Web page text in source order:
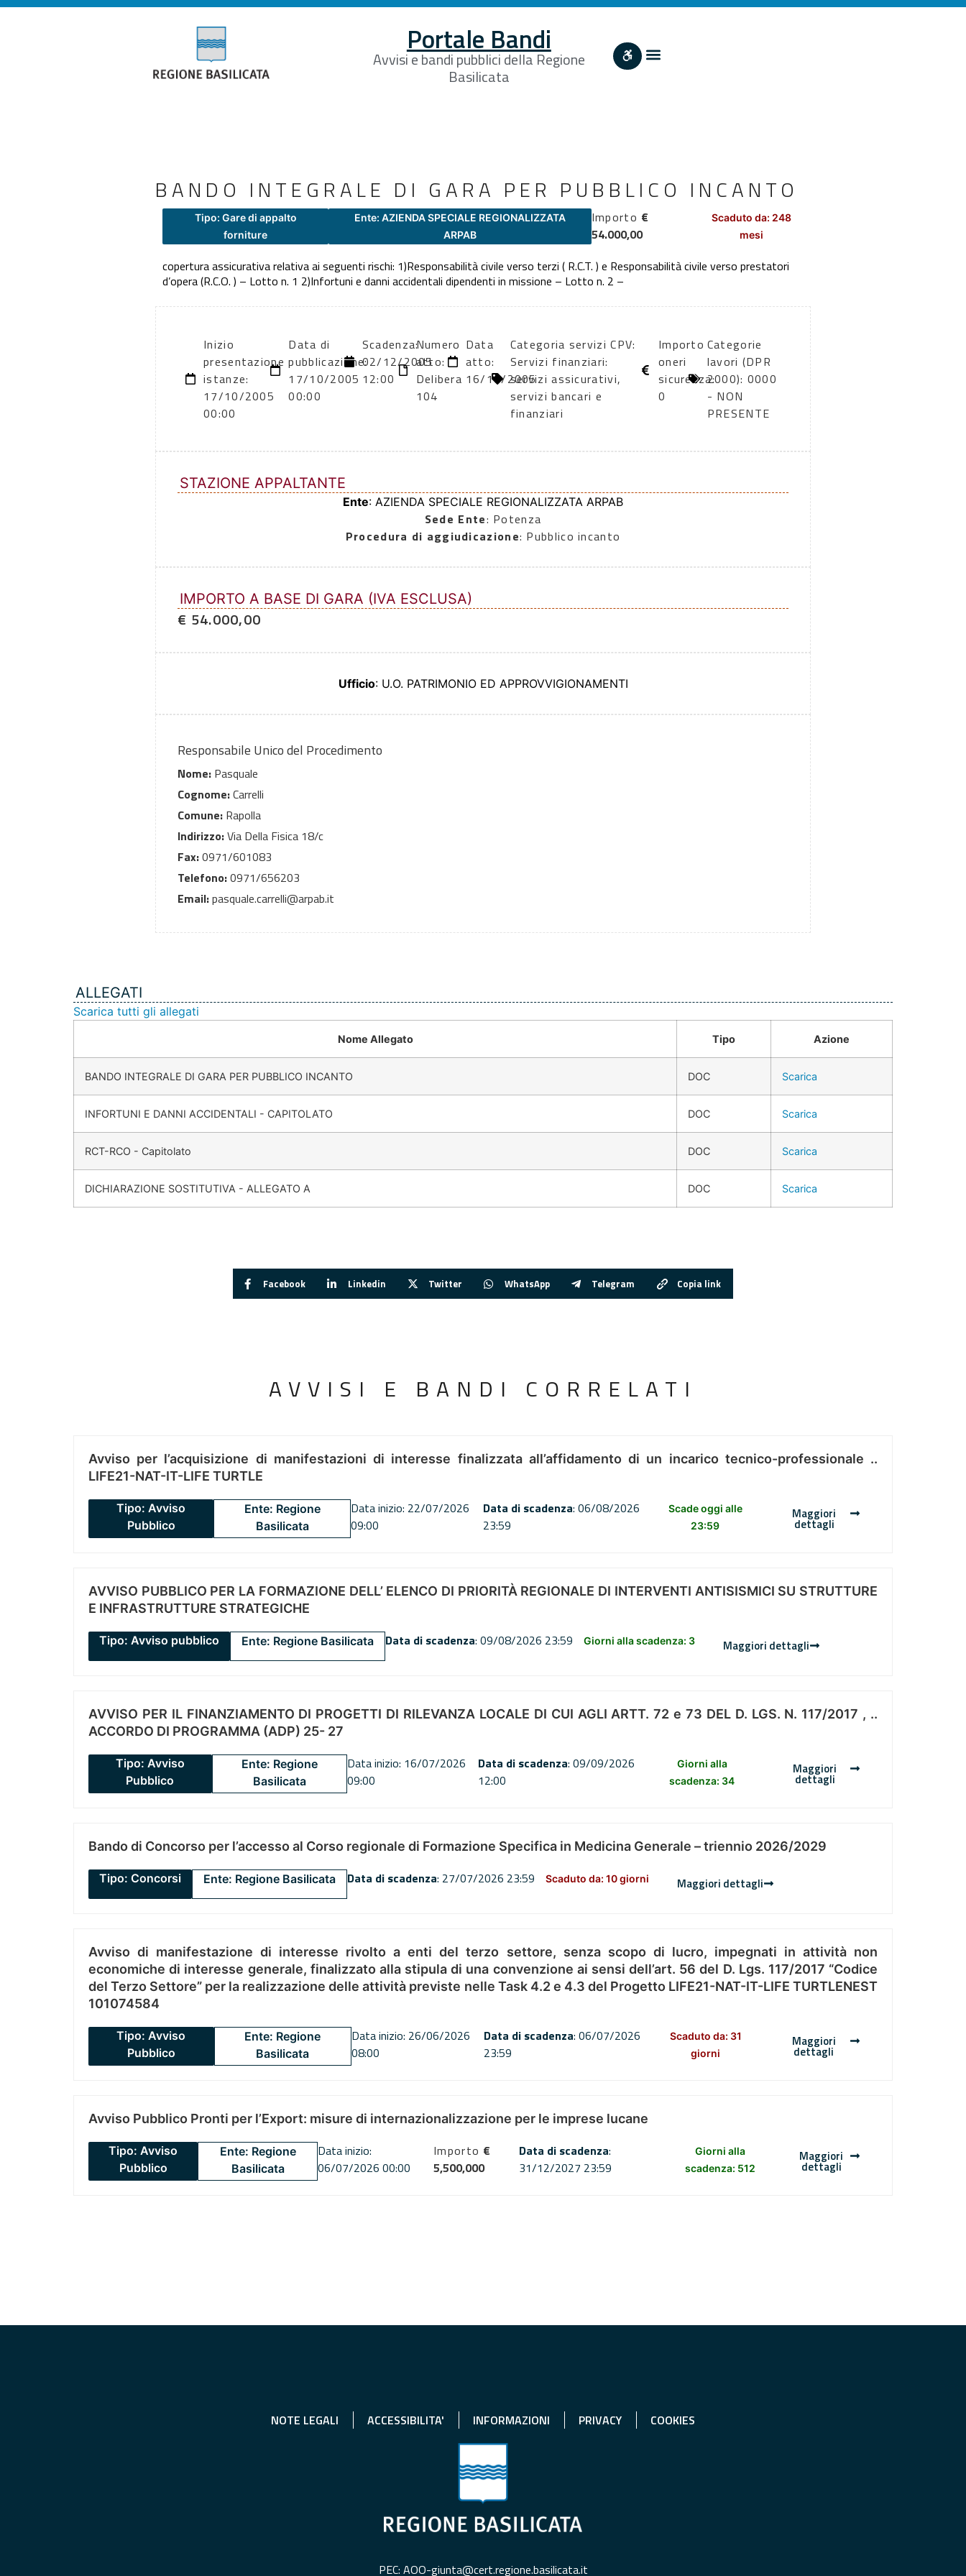
Portale Bandi
Avvisi e bandi pubblici della Regione
Basilicata
BANDO INTEGRALE DI GARA PER PUBBLICO INCANTO
Tipo: Gare di appalto
forniture
Ente: AZIENDA SPECIALE REGIONALIZZATA
ARPAB
Importo €
54.000,00
Scaduto da: 248
mesi
copertura assicurativa relativa ai seguenti rischi: 1)Responsabilità civile verso terzi ( R.C.T. ) e Responsabilità civile verso prestatori
d’opera (R.C.O. ) – Lotto n. 1 2)Infortuni e danni accidentali dipendenti in missione – Lotto n. 2 –
Inizio
presentazione
istanze:
17/10/2005
00:00
Data di
pubblicazione:
17/10/2005
00:00
Scadenza:
02/12/2005
12:00
Numero
atto:
Delibera
104
Data
atto:
16/10/2005
Categoria servizi CPV:
Servizi finanziari:
servizi assicurativi,
servizi bancari e
finanziari
Importo
oneri
sicurezza:
0
Categorie
lavori (DPR
2000): 0000
- NON
PRESENTE
STAZIONE APPALTANTE
Ente: AZIENDA SPECIALE REGIONALIZZATA ARPAB
Sede Ente: Potenza
Procedura di aggiudicazione: Pubblico incanto
IMPORTO A BASE DI GARA (IVA ESCLUSA)
€ 54.000,00
Ufficio: U.O. PATRIMONIO ED APPROVVIGIONAMENTI
Responsabile Unico del Procedimento
Nome: Pasquale
Cognome:Carrelli
Comune: Rapolla
Indirizzo:Via Della Fisica 18/c
Fax:0971/601083
Telefono:0971/656203
Email:pasquale.carrelli@arpab.it
ALLEGATI
Scarica tutti gli allegati
Nome Allegato Tipo Azione
BANDO INTEGRALE DI GARA PER PUBBLICO INCANTO DOC Scarica
INFORTUNI E DANNI ACCIDENTALI - CAPITOLATO DOC Scarica
RCT-RCO - Capitolato DOC Scarica
DICHIARAZIONE SOSTITUTIVA - ALLEGATO A DOC Scarica
Facebook Linkedin Twitter WhatsApp Telegram Copia link
AVVISI E BANDI CORRELATI
Avviso per l’acquisizione di manifestazioni di interesse finalizzata all’affidamento di un incarico tecnico-professionale ..
LIFE21-NAT-IT-LIFE TURTLE
Tipo: Avviso
Pubblico
Ente: Regione
Basilicata
Data inizio: 22/07/2026
09:00
Data di scadenza: 06/08/2026
23:59
Scade oggi alle
23:59
Maggiori
dettagli
AVVISO PUBBLICO PER LA FORMAZIONE DELL’ ELENCO DI PRIORITÀ REGIONALE DI INTERVENTI ANTISISMICI SU STRUTTURE
E INFRASTRUTTURE STRATEGICHE
Tipo: Avviso pubblico Ente: Regione Basilicata Data di scadenza: 09/08/2026 23:59 Giorni alla scadenza: 3 Maggiori dettagli
AVVISO PER IL FINANZIAMENTO DI PROGETTI DI RILEVANZA LOCALE DI CUI AGLI ARTT. 72 e 73 DEL D. LGS. N. 117/2017 , ..
ACCORDO DI PROGRAMMA (ADP) 25- 27
Tipo: Avviso
Pubblico
Ente: Regione
Basilicata
Data inizio: 16/07/2026
09:00
Data di scadenza: 09/09/2026
12:00
Giorni alla
scadenza: 34
Maggiori
dettagli
Bando di Concorso per l’accesso al Corso regionale di Formazione Specifica in Medicina Generale – triennio 2026/2029
Tipo: Concorsi Ente: Regione Basilicata Data di scadenza: 27/07/2026 23:59 Scaduto da: 10 giorni Maggiori dettagli
Avviso di manifestazione di interesse rivolto a enti del terzo settore, senza scopo di lucro, impegnati in attività non
economiche di interesse generale, finalizzato alla stipula di una convenzione ai sensi dell’art. 56 del D. Lgs. 117/2017 “Codice
del Terzo Settore” per la realizzazione delle attività previste nelle Task 4.2 e 4.3 del Progetto LIFE21-NAT-IT-LIFE TURTLENEST
101074584
Tipo: Avviso
Pubblico
Ente: Regione
Basilicata
Data inizio: 26/06/2026
08:00
Data di scadenza: 06/07/2026
23:59
Scaduto da: 31
giorni
Maggiori
dettagli
Avviso Pubblico Pronti per l’Export: misure di internazionalizzazione per le imprese lucane
Tipo: Avviso
Pubblico
Ente: Regione
Basilicata
Data inizio:
06/07/2026 00:00
Importo €
5,500,000
Data di scadenza:
31/12/2027 23:59
Giorni alla
scadenza: 512
Maggiori
dettagli
NOTE LEGALI ACCESSIBILITA' INFORMAZIONI PRIVACY COOKIES
PEC: AOO-giunta@cert.regione.basilicata.it